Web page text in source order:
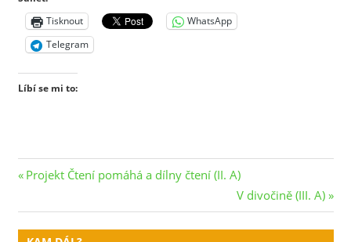
Tisknout
WhatsApp
Telegram
Líbí se mi to:
Navigace
pro
Previous
Projekt Čtení pomáhá a dílny čtení (II. A)
Next
Post:
V divočině (III. A)